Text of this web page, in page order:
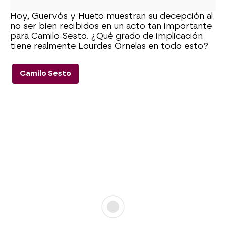
Hoy, Guervós y Hueto muestran su decepción al
no ser bien recibidos en un acto tan importante
para Camilo Sesto. ¿Qué grado de implicación
tiene realmente Lourdes Ornelas en todo esto?
Camilo Sesto